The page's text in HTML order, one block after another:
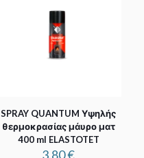
SPRAY QUANTUM Υψηλής
θερμοκρασίας μάυρο ματ
400 ml ELASTOTET
3,80€